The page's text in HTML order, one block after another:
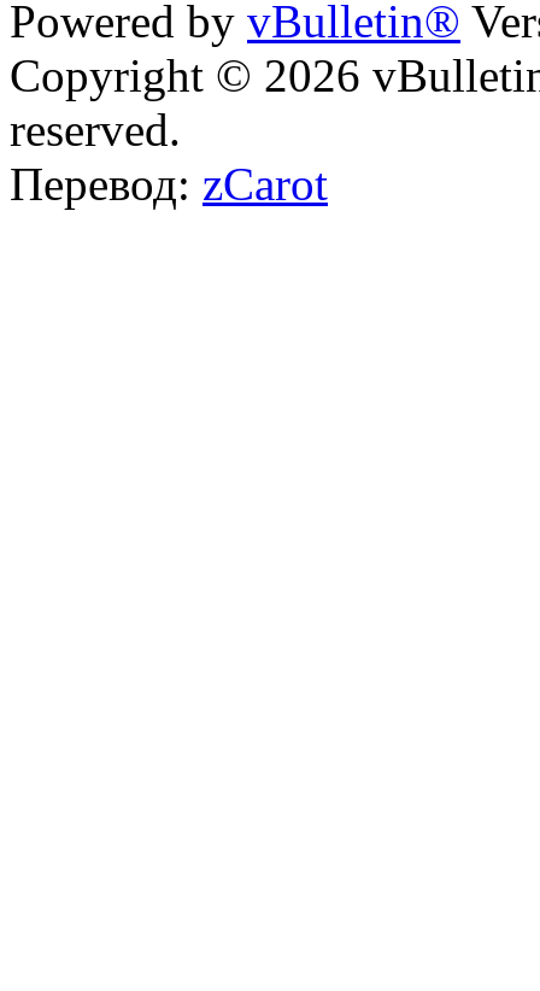
Powered by vBulletin®
Copyright © 2026
reserved.
Перевод: zCarot